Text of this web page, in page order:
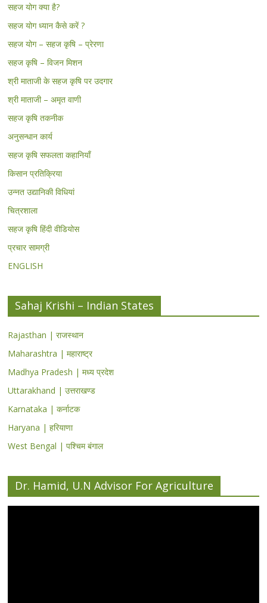
सहज योग क्या है?
सहज योग ध्यान कैसे करें ?
सहज योग – सहज कृषि – प्रेरणा
सहज कृषि – विजन मिशन
श्री माताजी के सहज कृषि पर उदगार
श्री माताजी – अमृत वाणी
सहज कृषि तकनीक
अनुसन्धान कार्य
सहज कृषि सफलता कहानियाँ
किसान प्रतिक्रिया
उन्नत उद्यानिकी विधियां
चित्रशाला
सहज कृषि हिंदी वीडियोस
प्रचार सामग्री
ENGLISH
Sahaj Krishi – Indian States
Rajasthan | राजस्थान
Maharashtra | महाराष्ट्र
Madhya Pradesh | मध्य प्रदेश
Uttarakhand | उत्तराखण्ड
Karnataka | कर्नाटक
Haryana | हरियाणा
West Bengal | पश्चिम बंगाल
Dr. Hamid, U.N Advisor For Agriculture